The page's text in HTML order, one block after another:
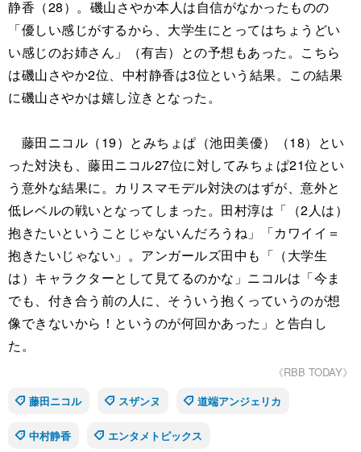
静香（28）。磯山さやか本人は自信がなかったものの
「優しい感じがするから、大学生にとってはちょうどい
い感じのお姉さん」（有吉）との予想もあった。こちら
は磯山さやか2位、中村静香は3位という結果。この結果
に磯山さやかは嬉し泣きとなった。
藤田ニコル（19）とみちょぱ（池田美優）（18）とい
った対決も、藤田ニコル27位に対してみちょぱ21位とい
う意外な結果に。カリスマモデル対決のはずが、意外と
低レベルの戦いとなってしまった。田村淳は「（2人は）
抱きたいということじゃないんだろうね」「カワイイ＝
抱きたいじゃない」。アンガールズ田中も「（大学生
は）キャラクターとして見てるのかな」ニコルは「今ま
でも、付き合う前の人に、そういう抱くっていうのが想
像できないから！というのが何回かあった」と告白し
た。
《RBB TODAY》
藤田ニコル
スザンヌ 道端アンジェリカ
中村静香 エンタメトピックス